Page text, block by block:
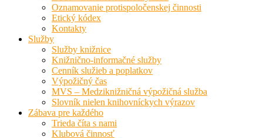
Oznamovanie protispoločenskej činnosti
Etický kódex
Kontakty
Služby
Služby knižnice
Knižnično-informačné služby
Cenník služieb a poplatkov
Výpožičný čas
MVS – Medziknižničná výpožičná služba
Slovník nielen knihovníckych výrazov
Zábava pre každého
Trieda číta s nami
Klubová činnosť